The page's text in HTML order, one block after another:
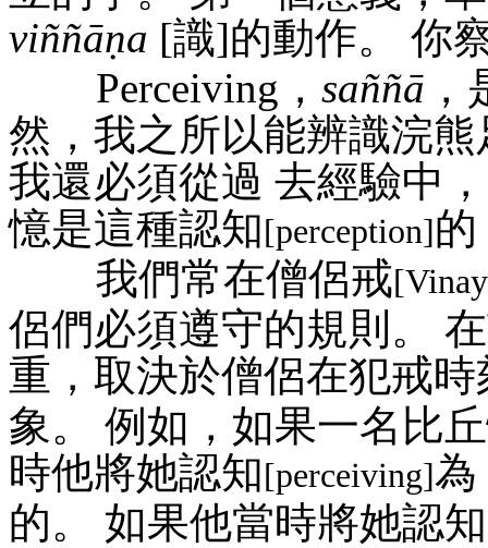
viññāṇa [識]的動作。 你
Perceiving， saññā
然，我之所以能辨識浣
我還必須從過 去經驗中
憶是這種認知[perception]
我們常在僧侶戒
侶們必須遵守的規則。
重，取決於僧侶在犯戒
象。 例如，如果一名比
時他將她認知[perceiving]為
的。 如果他當時將她認知